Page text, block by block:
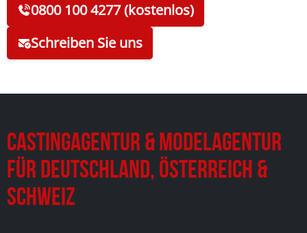
0800 100 4277 (kostenlos)
Schreiben Sie uns
Castingagentur & Modelagentur
für Deutschland, Österreich &
Schweiz